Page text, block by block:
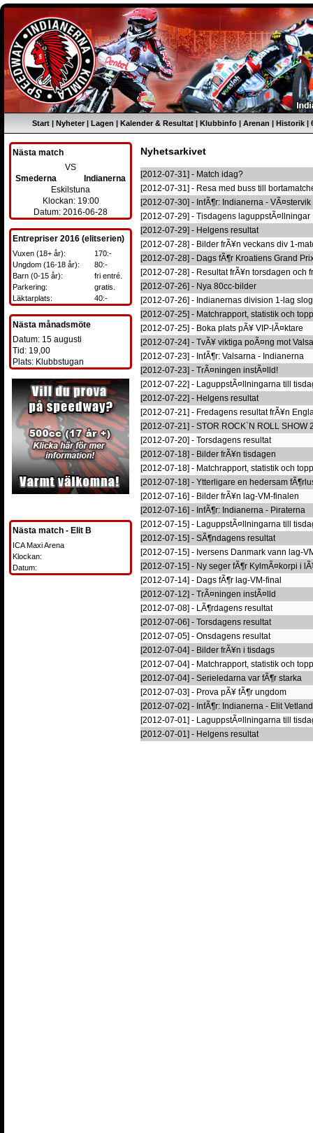
Start | Nyheter| Lagen | Kalender & Resultat | Klubbinfo | Arenan | Historik |
Nästa match
VS
Smederna Indianerna
Eskilstuna
Klockan: 19:00
Datum: 2016-06-28
Entrepriser 2016 (elitserien)
Vuxen (18+ år):
170:-
Ungdom (16-18 år):
80:-
Barn (0-15 år):
fri entré.
Parkering:
gratis.
Läktarplats:
40:-
Nästa månadsmöte
Datum: 15 augusti
Tid: 19,00
Plats: Klubbstugan
Nästa match - Elit B
ICA Maxi Arena
Klockan:
Datum:
Nyhetsarkivet
[2012-07-31] - Match idag?
[2012-07-31] - Resa med buss till
[2012-07-30] - InfÃ¶r: Indianerna - VÃ¤stervik
[2012-07-29] - Tisdagens laguppstÃ¤llningar
[2012-07-29] - Helgens resultat
[2012-07-28] - Bilder frÃ¥n veckans div 1-
[2012-07-28] - Dags fÃ¶r Kroatiens Grand
[2012-07-28] - Resultat frÃ¥n torsdagen och
[2012-07-26] - Nya 80cc-bilder
[2012-07-26] - Indianernas division 1-lag
[2012-07-25] - Matchrapport, statistik och
[2012-07-25] - Boka plats pÃ¥ VIP-lÃ¤ktare
[2012-07-24] - TvÃ¥ viktiga poÃ¤ng mot
[2012-07-23] - InfÃ¶r: Valsarna - Indianerna
[2012-07-23] - TrÃ¤ningen instÃ¤lld!
[2012-07-22] - LaguppstÃ¤llningarna till
[2012-07-22] - Helgens resultat
[2012-07-21] - Fredagens resultat frÃ¥n
[2012-07-21] - STOR ROCK`N ROLL SHOW
[2012-07-20] - Torsdagens resultat
[2012-07-18] - Bilder frÃ¥n tisdagen
[2012-07-18] - Matchrapport, statistik och
[2012-07-18] - Ytterligare en hedersam
[2012-07-16] - Bilder frÃ¥n lag-VM-finalen
[2012-07-16] - InfÃ¶r: Indianerna - Piraterna
[2012-07-15] - LaguppstÃ¤llningarna till
[2012-07-15] - SÃ¶ndagens resultat
[2012-07-15] - Iversens Danmark vann lag-
[2012-07-15] - Ny seger fÃ¶r KylmÃ¤korpi i
[2012-07-14] - Dags fÃ¶r lag-VM-final
[2012-07-12] - TrÃ¤ningen instÃ¤lld
[2012-07-08] - LÃ¶rdagens resultat
[2012-07-06] - Torsdagens resultat
[2012-07-05] - Onsdagens resultat
[2012-07-04] - Bilder frÃ¥n i tisdags
[2012-07-04] - Matchrapport, statistik och
[2012-07-04] - Serieledarna var fÃ¶r starka
[2012-07-03] - Prova pÃ¥ fÃ¶r ungdom
[2012-07-02] - InfÃ¶r: Indianerna - Elit
[2012-07-01] - LaguppstÃ¤llningarna till
[2012-07-01] - Helgens resultat